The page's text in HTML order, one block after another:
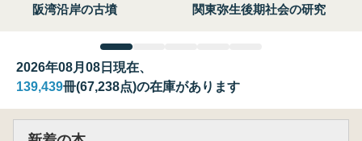
阪湾沿岸の古墳
関東弥生後期社会の研究
2026年08月08日現在、
139,439冊(67,238点)の在庫があります